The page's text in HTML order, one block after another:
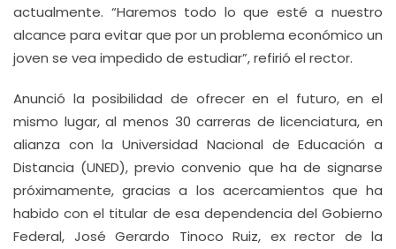
actualmente. “Haremos todo lo que esté a nuestro
alcance para evitar que por un problema económico un
joven se vea impedido de estudiar”, refirió el rector.
Anunció la posibilidad de ofrecer en el futuro, en el
mismo lugar, al menos 30 carreras de licenciatura, en
alianza con la Universidad Nacional de Educación a
Distancia (UNED), previo convenio que ha de signarse
próximamente, gracias a los acercamientos que ha
habido con el titular de esa dependencia del Gobierno
Federal, José Gerardo Tinoco Ruiz, ex rector de la